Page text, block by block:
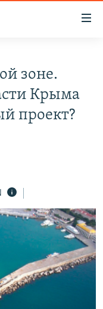
зоне.
Крыма
проект?